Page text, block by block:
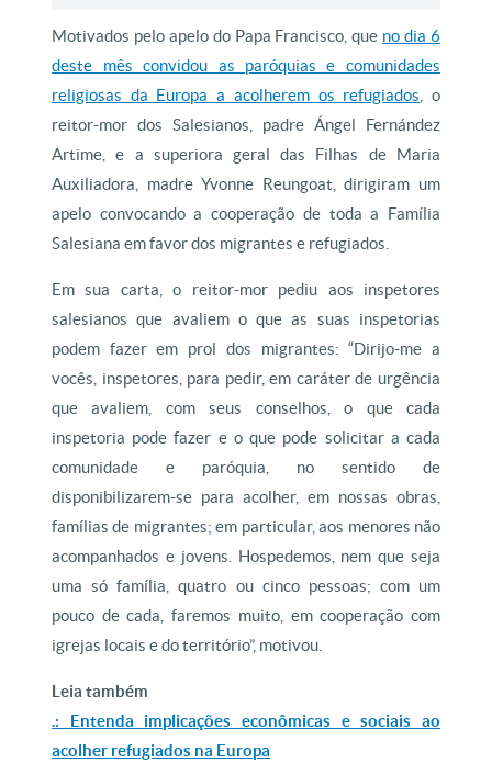
Motivados pelo apelo do Papa Francisco, que no dia 6
deste mês convidou as paróquias e comunidades
religiosas da Europa a acolherem os refugiados , o
reitor-mor dos Salesianos, padre Ángel Fernández
Artime, e a superiora geral das Filhas de Maria
Auxiliadora, madre Yvonne Reungoat, dirigiram um
apelo convocando a cooperação de toda a Família
Salesiana em favor dos migrantes e refugiados.
Em sua carta, o reitor-mor pediu aos inspetores
salesianos que avaliem o que as suas inspetorias
podem fazer em prol dos migrantes: “Dirijo-me a
vocês, inspetores, para pedir, em caráter de urgência
que avaliem, com seus conselhos, o que cada
inspetoria pode fazer e o que pode solicitar a cada
comunidade e paróquia, no sentido de
disponibilizarem-se para acolher, em nossas obras,
famílias de migrantes; em particular, aos menores não
acompanhados e jovens. Hospedemos, nem que seja
uma só família, quatro ou cinco pessoas; com um
pouco de cada, faremos muito, em cooperação com
igrejas locais e do território”, motivou.
Leia também
.: Entenda implicações econômicas e sociais ao
acolher refugiados na Europa